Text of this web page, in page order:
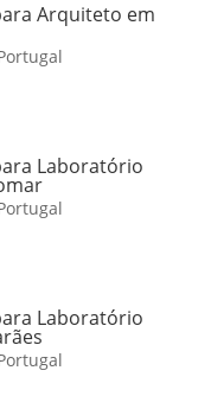
Arquiteto em
Laboratório
Laboratório